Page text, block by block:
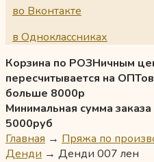
во Вконтакте
в Одноклассниках
Корзина по РОЗНичным
пересчитывается на
больше 8000р
Минимальная сумма
5000руб
Главная → Пряжа по
Денди → Денди 007 лен